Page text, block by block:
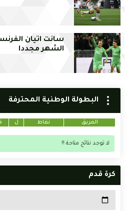
سانت اتيان
الشهر مجددا
البطولة الوطنية المحترفة
الفريق نقاط ل
لا توجد نتائج متاحة !!
كرة قدم